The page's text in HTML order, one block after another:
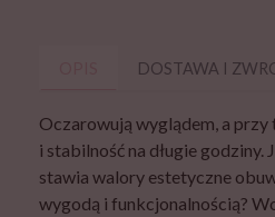
DOSTAWA I
Oczarowują wyglądem, a
i stabilność na długie godziny.
stawia walory estetyczne
wygodą i funkcjonalnością?